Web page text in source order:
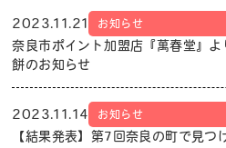
2023.11.21 お知らせ
奈良市ポイント加盟店『萬春堂』
餅のお知らせ
2023.11.14 お知らせ
【結果発表】第7回奈良の町で見つ